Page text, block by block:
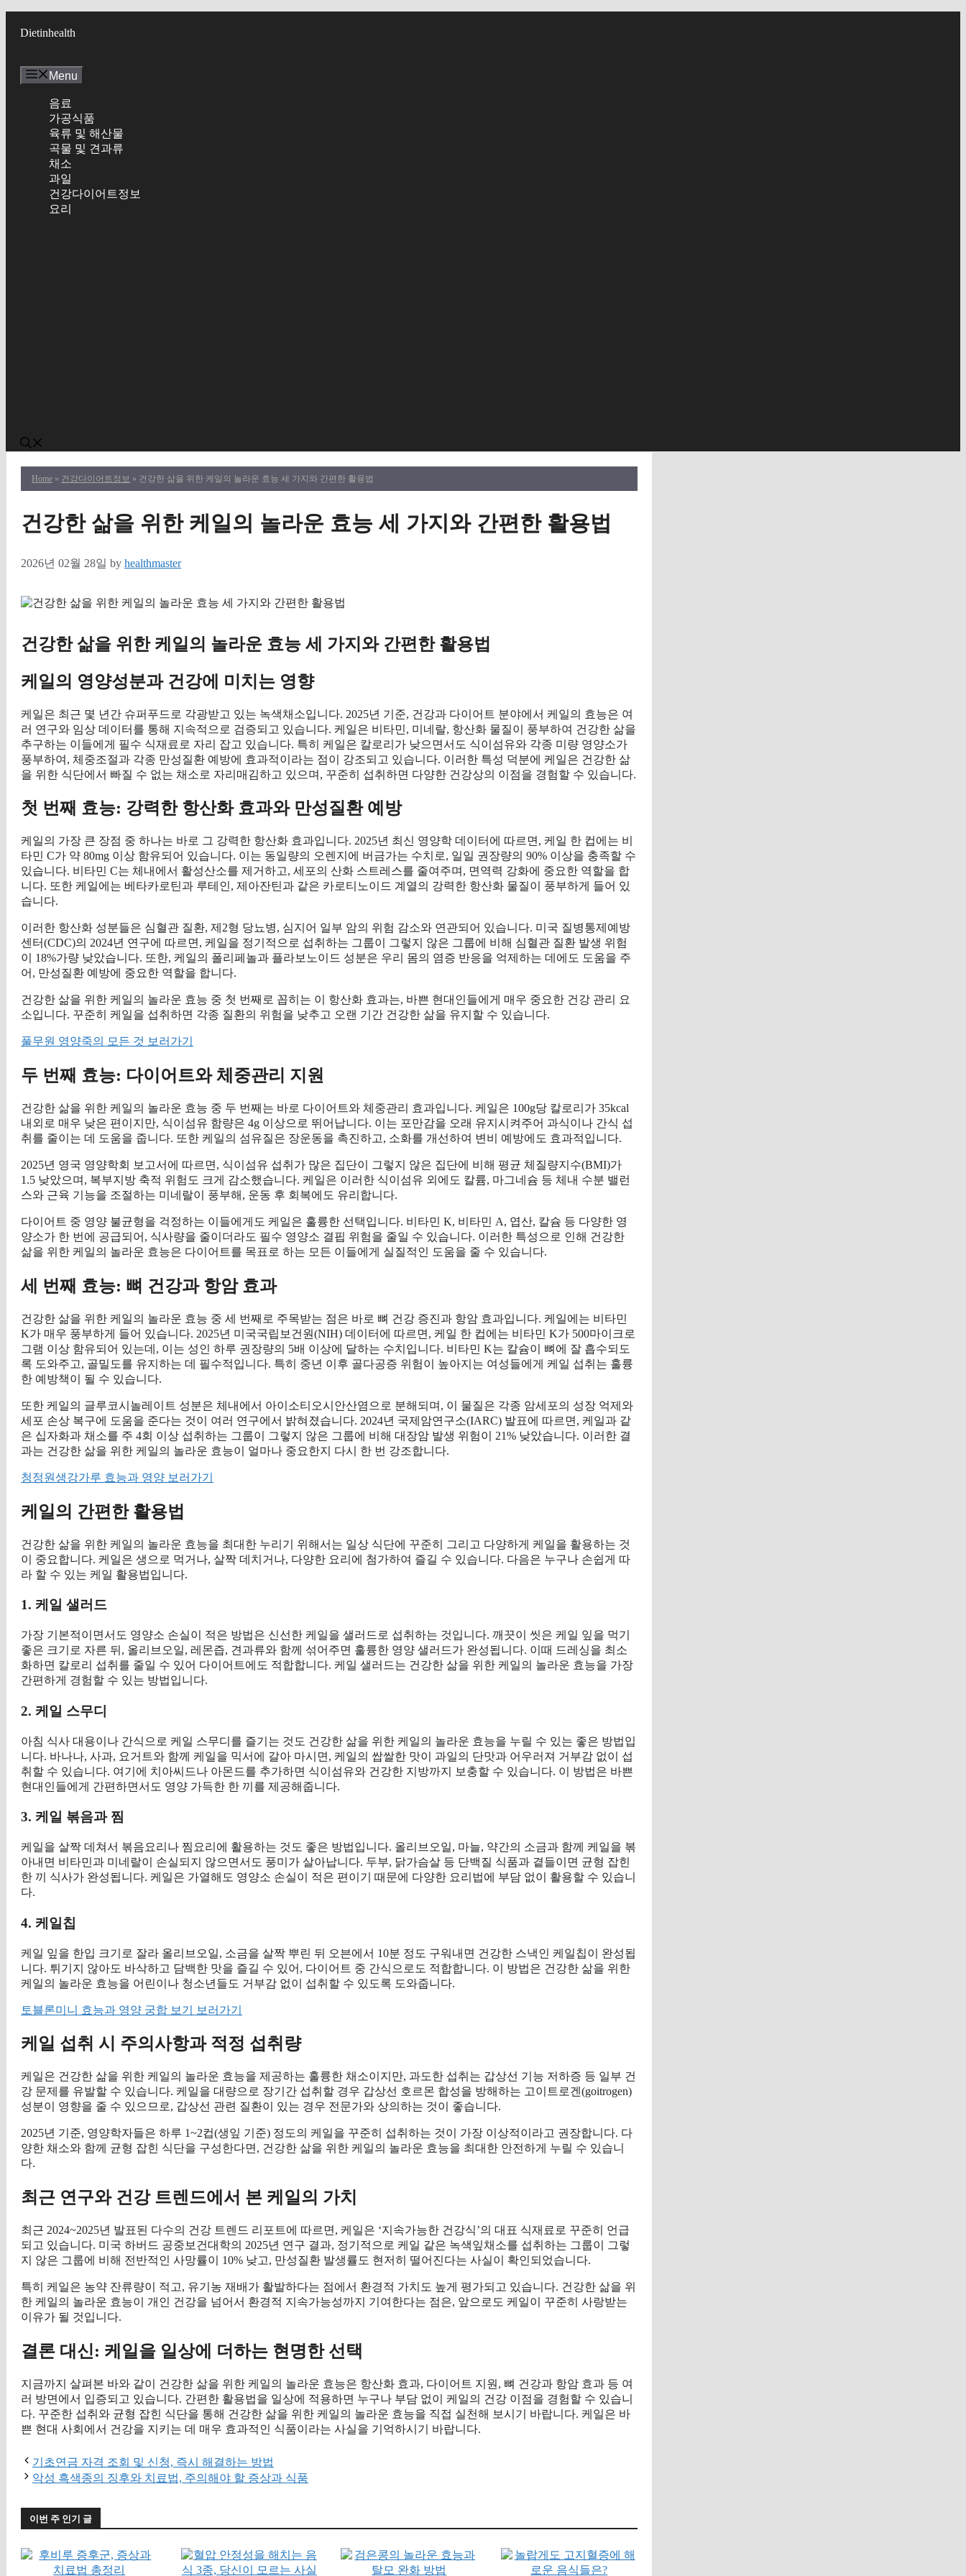
Dietinhealth
Menu
음료
가공식품
육류 및 해산물
곡물 및 견과류
채소
과일
건강다이어트정보
요리
Home » 건강다이어트정보 » 건강한 삶을 위한 케일의 놀라운 효능 세 가지와 간편한 활용법
건강한 삶을 위한 케일의 놀라운 효능 세 가지와 간편한 활용법
2026년 02월 28일 by healthmaster
건강한 삶을 위한 케일의 놀라운 효능 세 가지와 간편한 활용법
케일의 영양성분과 건강에 미치는 영향
케일은 최근 몇 년간 슈퍼푸드로 각광받고 있는 녹색채소입니다. 2025년 기준, 건강과 다이어트 분야에서 케일의 효능은 여
러 연구와 임상 데이터를 통해 지속적으로 검증되고 있습니다. 케일은 비타민, 미네랄, 항산화 물질이 풍부하여 건강한 삶을
추구하는 이들에게 필수 식재료로 자리 잡고 있습니다. 특히 케일은 칼로리가 낮으면서도 식이섬유와 각종 미량 영양소가
풍부하여, 체중조절과 각종 만성질환 예방에 효과적이라는 점이 강조되고 있습니다. 이러한 특성 덕분에 케일은 건강한 삶
을 위한 식단에서 빠질 수 없는 채소로 자리매김하고 있으며, 꾸준히 섭취하면 다양한 건강상의 이점을 경험할 수 있습니다.
첫 번째 효능: 강력한 항산화 효과와 만성질환 예방
케일의 가장 큰 장점 중 하나는 바로 그 강력한 항산화 효과입니다. 2025년 최신 영양학 데이터에 따르면, 케일 한 컵에는 비
타민 C가 약 80mg 이상 함유되어 있습니다. 이는 동일량의 오렌지에 버금가는 수치로, 일일 권장량의 90% 이상을 충족할 수
있습니다. 비타민 C는 체내에서 활성산소를 제거하고, 세포의 산화 스트레스를 줄여주며, 면역력 강화에 중요한 역할을 합
니다. 또한 케일에는 베타카로틴과 루테인, 제아잔틴과 같은 카로티노이드 계열의 강력한 항산화 물질이 풍부하게 들어 있
습니다.
이러한 항산화 성분들은 심혈관 질환, 제2형 당뇨병, 심지어 일부 암의 위험 감소와 연관되어 있습니다. 미국 질병통제예방
센터(CDC)의 2024년 연구에 따르면, 케일을 정기적으로 섭취하는 그룹이 그렇지 않은 그룹에 비해 심혈관 질환 발생 위험
이 18%가량 낮았습니다. 또한, 케일의 폴리페놀과 플라보노이드 성분은 우리 몸의 염증 반응을 억제하는 데에도 도움을 주
어, 만성질환 예방에 중요한 역할을 합니다.
건강한 삶을 위한 케일의 놀라운 효능 중 첫 번째로 꼽히는 이 항산화 효과는, 바쁜 현대인들에게 매우 중요한 건강 관리 요
소입니다. 꾸준히 케일을 섭취하면 각종 질환의 위험을 낮추고 오랜 기간 건강한 삶을 유지할 수 있습니다.
풀무원 영양죽의 모든 것 보러가기
두 번째 효능: 다이어트와 체중관리 지원
건강한 삶을 위한 케일의 놀라운 효능 중 두 번째는 바로 다이어트와 체중관리 효과입니다. 케일은 100g당 칼로리가 35kcal
내외로 매우 낮은 편이지만, 식이섬유 함량은 4g 이상으로 뛰어납니다. 이는 포만감을 오래 유지시켜주어 과식이나 간식 섭
취를 줄이는 데 도움을 줍니다. 또한 케일의 섬유질은 장운동을 촉진하고, 소화를 개선하여 변비 예방에도 효과적입니다.
2025년 영국 영양학회 보고서에 따르면, 식이섬유 섭취가 많은 집단이 그렇지 않은 집단에 비해 평균 체질량지수(BMI)가
1.5 낮았으며, 복부지방 축적 위험도 크게 감소했습니다. 케일은 이러한 식이섬유 외에도 칼륨, 마그네슘 등 체내 수분 밸런
스와 근육 기능을 조절하는 미네랄이 풍부해, 운동 후 회복에도 유리합니다.
다이어트 중 영양 불균형을 걱정하는 이들에게도 케일은 훌륭한 선택입니다. 비타민 K, 비타민 A, 엽산, 칼슘 등 다양한 영
양소가 한 번에 공급되어, 식사량을 줄이더라도 필수 영양소 결핍 위험을 줄일 수 있습니다. 이러한 특성으로 인해 건강한
삶을 위한 케일의 놀라운 효능은 다이어트를 목표로 하는 모든 이들에게 실질적인 도움을 줄 수 있습니다.
세 번째 효능: 뼈 건강과 항암 효과
건강한 삶을 위한 케일의 놀라운 효능 중 세 번째로 주목받는 점은 바로 뼈 건강 증진과 항암 효과입니다. 케일에는 비타민
K가 매우 풍부하게 들어 있습니다. 2025년 미국국립보건원(NIH) 데이터에 따르면, 케일 한 컵에는 비타민 K가 500마이크로
그램 이상 함유되어 있는데, 이는 성인 하루 권장량의 5배 이상에 달하는 수치입니다. 비타민 K는 칼슘이 뼈에 잘 흡수되도
록 도와주고, 골밀도를 유지하는 데 필수적입니다. 특히 중년 이후 골다공증 위험이 높아지는 여성들에게 케일 섭취는 훌륭
한 예방책이 될 수 있습니다.
또한 케일의 글루코시놀레이트 성분은 체내에서 아이소티오시안산염으로 분해되며, 이 물질은 각종 암세포의 성장 억제와
세포 손상 복구에 도움을 준다는 것이 여러 연구에서 밝혀졌습니다. 2024년 국제암연구소(IARC) 발표에 따르면, 케일과 같
은 십자화과 채소를 주 4회 이상 섭취하는 그룹이 그렇지 않은 그룹에 비해 대장암 발생 위험이 21% 낮았습니다. 이러한 결
과는 건강한 삶을 위한 케일의 놀라운 효능이 얼마나 중요한지 다시 한 번 강조합니다.
청정원생강가루 효능과 영양 보러가기
케일의 간편한 활용법
건강한 삶을 위한 케일의 놀라운 효능을 최대한 누리기 위해서는 일상 식단에 꾸준히 그리고 다양하게 케일을 활용하는 것
이 중요합니다. 케일은 생으로 먹거나, 살짝 데치거나, 다양한 요리에 첨가하여 즐길 수 있습니다. 다음은 누구나 손쉽게 따
라 할 수 있는 케일 활용법입니다.
1. 케일 샐러드
가장 기본적이면서도 영양소 손실이 적은 방법은 신선한 케일을 샐러드로 섭취하는 것입니다. 깨끗이 씻은 케일 잎을 먹기
좋은 크기로 자른 뒤, 올리브오일, 레몬즙, 견과류와 함께 섞어주면 훌륭한 영양 샐러드가 완성됩니다. 이때 드레싱을 최소
화하면 칼로리 섭취를 줄일 수 있어 다이어트에도 적합합니다. 케일 샐러드는 건강한 삶을 위한 케일의 놀라운 효능을 가장
간편하게 경험할 수 있는 방법입니다.
2. 케일 스무디
아침 식사 대용이나 간식으로 케일 스무디를 즐기는 것도 건강한 삶을 위한 케일의 놀라운 효능을 누릴 수 있는 좋은 방법입
니다. 바나나, 사과, 요거트와 함께 케일을 믹서에 갈아 마시면, 케일의 쌉쌀한 맛이 과일의 단맛과 어우러져 거부감 없이 섭
취할 수 있습니다. 여기에 치아씨드나 아몬드를 추가하면 식이섬유와 건강한 지방까지 보충할 수 있습니다. 이 방법은 바쁜
현대인들에게 간편하면서도 영양 가득한 한 끼를 제공해줍니다.
3. 케일 볶음과 찜
케일을 살짝 데쳐서 볶음요리나 찜요리에 활용하는 것도 좋은 방법입니다. 올리브오일, 마늘, 약간의 소금과 함께 케일을 볶
아내면 비타민과 미네랄이 손실되지 않으면서도 풍미가 살아납니다. 두부, 닭가슴살 등 단백질 식품과 곁들이면 균형 잡힌
한 끼 식사가 완성됩니다. 케일은 가열해도 영양소 손실이 적은 편이기 때문에 다양한 요리법에 부담 없이 활용할 수 있습니
다.
4. 케일칩
케일 잎을 한입 크기로 잘라 올리브오일, 소금을 살짝 뿌린 뒤 오븐에서 10분 정도 구워내면 건강한 스낵인 케일칩이 완성됩
니다. 튀기지 않아도 바삭하고 담백한 맛을 즐길 수 있어, 다이어트 중 간식으로도 적합합니다. 이 방법은 건강한 삶을 위한
케일의 놀라운 효능을 어린이나 청소년들도 거부감 없이 섭취할 수 있도록 도와줍니다.
토블론미니 효능과 영양 궁합 보기 보러가기
케일 섭취 시 주의사항과 적정 섭취량
케일은 건강한 삶을 위한 케일의 놀라운 효능을 제공하는 훌륭한 채소이지만, 과도한 섭취는 갑상선 기능 저하증 등 일부 건
강 문제를 유발할 수 있습니다. 케일을 대량으로 장기간 섭취할 경우 갑상선 호르몬 합성을 방해하는 고이트로겐(goitrogen)
성분이 영향을 줄 수 있으므로, 갑상선 관련 질환이 있는 경우 전문가와 상의하는 것이 좋습니다.
2025년 기준, 영양학자들은 하루 1~2컵(생잎 기준) 정도의 케일을 꾸준히 섭취하는 것이 가장 이상적이라고 권장합니다. 다
양한 채소와 함께 균형 잡힌 식단을 구성한다면, 건강한 삶을 위한 케일의 놀라운 효능을 최대한 안전하게 누릴 수 있습니
다.
최근 연구와 건강 트렌드에서 본 케일의 가치
최근 2024~2025년 발표된 다수의 건강 트렌드 리포트에 따르면, 케일은 ‘지속가능한 건강식’의 대표 식재료로 꾸준히 언급
되고 있습니다. 미국 하버드 공중보건대학의 2025년 연구 결과, 정기적으로 케일 같은 녹색잎채소를 섭취하는 그룹이 그렇
지 않은 그룹에 비해 전반적인 사망률이 10% 낮고, 만성질환 발생률도 현저히 떨어진다는 사실이 확인되었습니다.
특히 케일은 농약 잔류량이 적고, 유기농 재배가 활발하다는 점에서 환경적 가치도 높게 평가되고 있습니다. 건강한 삶을 위
한 케일의 놀라운 효능이 개인 건강을 넘어서 환경적 지속가능성까지 기여한다는 점은, 앞으로도 케일이 꾸준히 사랑받는
이유가 될 것입니다.
결론 대신: 케일을 일상에 더하는 현명한 선택
지금까지 살펴본 바와 같이 건강한 삶을 위한 케일의 놀라운 효능은 항산화 효과, 다이어트 지원, 뼈 건강과 항암 효과 등 여
러 방면에서 입증되고 있습니다. 간편한 활용법을 일상에 적용하면 누구나 부담 없이 케일의 건강 이점을 경험할 수 있습니
다. 꾸준한 섭취와 균형 잡힌 식단을 통해 건강한 삶을 위한 케일의 놀라운 효능을 직접 실천해 보시기 바랍니다. 케일은 바
쁜 현대 사회에서 건강을 지키는 데 매우 효과적인 식품이라는 사실을 기억하시기 바랍니다.
기초연금 자격 조회 및 신청, 즉시 해결하는 방법
악성 흑색종의 징후와 치료법, 주의해야 할 증상과 식품
이번 주 인기 글